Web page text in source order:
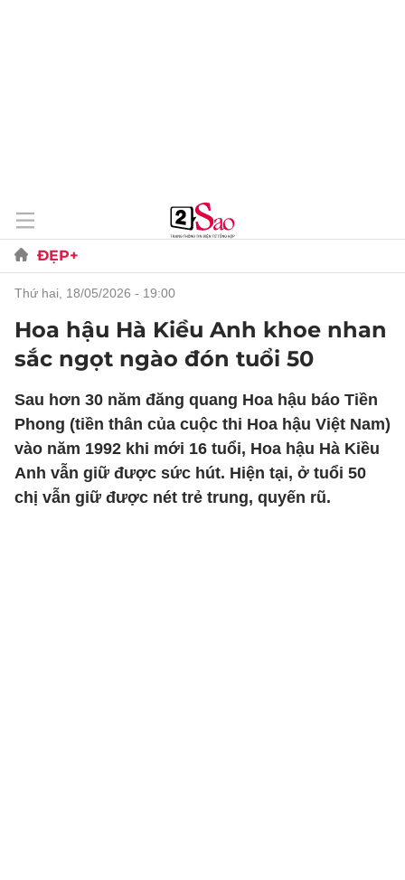
ĐẸP+
thứ hai, 18/05/2026 - 19:00
Hoa hậu Hà Kiều Anh khoe nhan
sắc ngọt ngào đón tuổi 50
Sau hơn 30 năm đăng quang Hoa hậu báo Tiền
Phong (tiền thân của cuộc thi Hoa hậu Việt Nam)
vào năm 1992 khi mới 16 tuổi, Hoa hậu Hà Kiều
Anh vẫn giữ được sức hút. Hiện tại, ở tuổi 50
chị vẫn giữ được nét trẻ trung, quyến rũ.